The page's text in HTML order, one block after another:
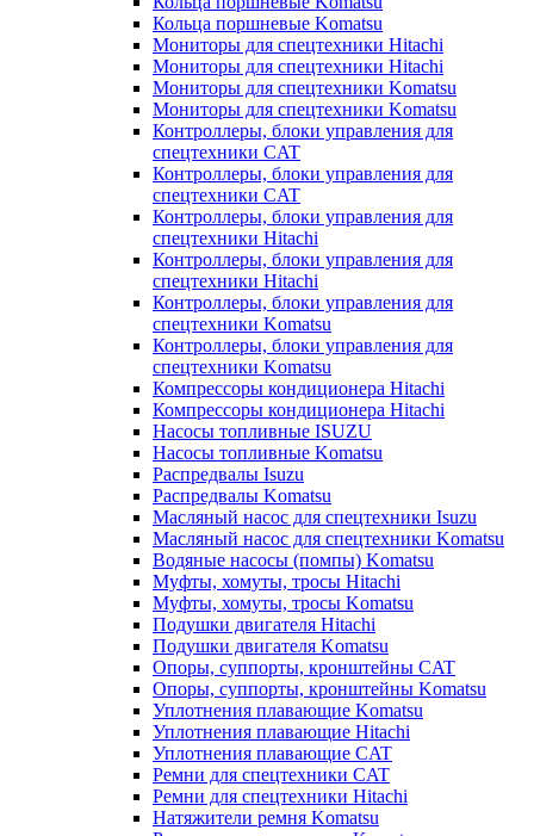
Кольца поршневые Komatsu
Мониторы для спецтехники Hitachi
Мониторы для спецтехники Hitachi
Мониторы для спецтехники Komatsu
Мониторы для спецтехники Komatsu
Контроллеры, блоки управления для
спецтехники CAT
Контроллеры, блоки управления для
спецтехники CAT
Контроллеры, блоки управления для
спецтехники Hitachi
Контроллеры, блоки управления для
спецтехники Hitachi
Контроллеры, блоки управления для
спецтехники Komatsu
Контроллеры, блоки управления для
спецтехники Komatsu
Компрессоры кондиционера Hitachi
Компрессоры кондиционера Hitachi
Насосы топливные ISUZU
Насосы топливные Komatsu
Распредвалы Isuzu
Распредвалы Komatsu
Масляный насос для спецтехники Isuzu
Масляный насос для спецтехники Komatsu
Водяные насосы (помпы) Komatsu
Муфты, хомуты, тросы Hitachi
Муфты, хомуты, тросы Komatsu
Подушки двигателя Hitachi
Подушки двигателя Komatsu
Опоры, суппорты, кронштейны CAT
Опоры, суппорты, кронштейны Komatsu
Уплотнения плавающие Komatsu
Уплотнения плавающие Hitachi
Уплотнения плавающие CAT
Ремни для спецтехники CAT
Ремни для спецтехники Hitachi
Натяжители ремня Komatsu